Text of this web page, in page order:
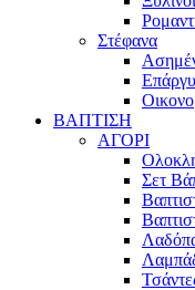
Στέφανα
ΒΑΠΤΙΣΗ
ΑΓΟΡΙ
Σετ